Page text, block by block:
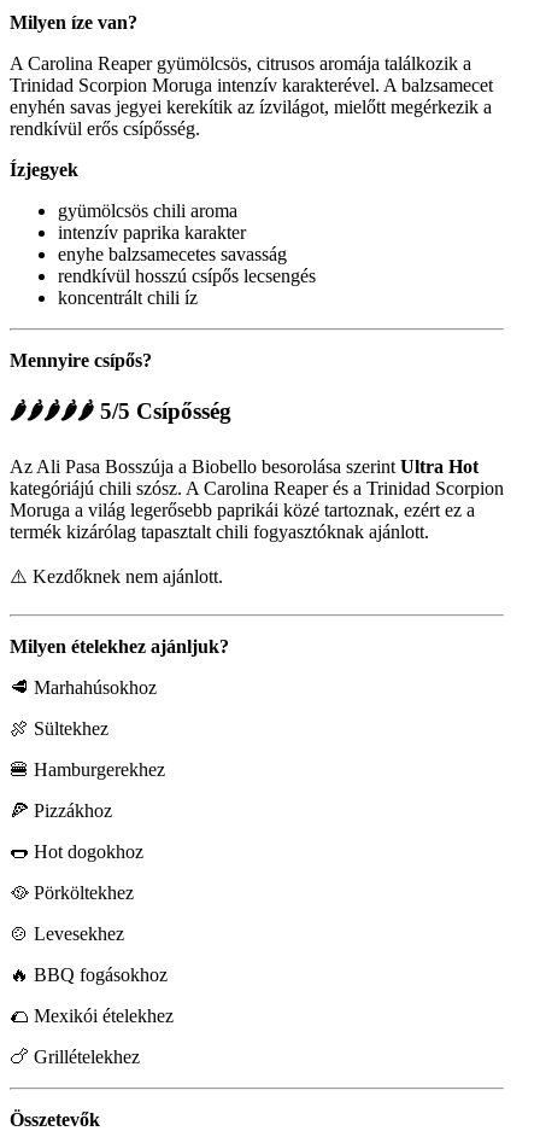
Milyen íze van?
A Carolina Reaper gyümölcsös, citrusos aromája találkozik a
Trinidad Scorpion Moruga intenzív karakterével. A balzsamecet
enyhén savas jegyei kerekítik az ízvilágot, mielőtt megérkezik a
rendkívül erős csípősség.
Ízjegyek
gyümölcsös chili aroma
intenzív paprika karakter
enyhe balzsamecetes savasság
rendkívül hosszú csípős lecsengés
koncentrált chili íz
Mennyire csípős?
🌶🌶🌶🌶🌶 5/5 Csípősség
Az Ali Pasa Bosszúja a Biobello besorolása szerint Ultra Hot
kategóriájú chili szósz. A Carolina Reaper és a Trinidad Scorpion
Moruga a világ legerősebb paprikái közé tartoznak, ezért ez a
termék kizárólag tapasztalt chili fogyasztóknak ajánlott.
⚠️ Kezdőknek nem ajánlott.
Milyen ételekhez ajánljuk?
🥩 Marhahúsokhoz
🍖 Sültekhez
🍔 Hamburgerekhez
🍕 Pizzákhoz
🌭 Hot dogokhoz
🥘 Pörköltekhez
🍲 Levesekhez
🔥 BBQ fogásokhoz
🌮 Mexikói ételekhez
🍗 Grillételekhez
Összetevők